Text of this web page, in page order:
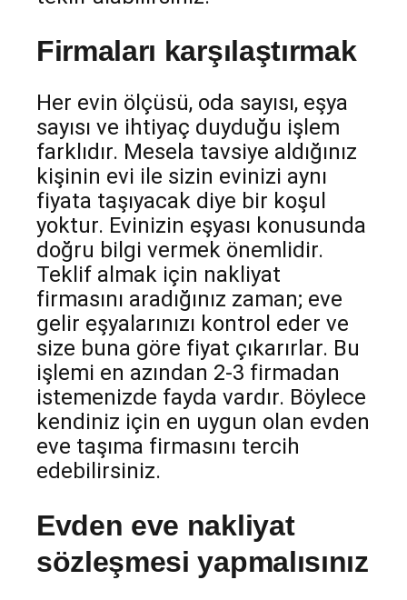
Firmaları karşılaştırmak
Her evin ölçüsü, oda sayısı, eşya
sayısı ve ihtiyaç duyduğu işlem
farklıdır. Mesela tavsiye aldığınız
kişinin evi ile sizin evinizi aynı
fiyata taşıyacak diye bir koşul
yoktur. Evinizin eşyası konusunda
doğru bilgi vermek önemlidir.
Teklif almak için nakliyat
firmasını aradığınız zaman; eve
gelir eşyalarınızı kontrol eder ve
size buna göre fiyat çıkarırlar. Bu
işlemi en azından 2-3 firmadan
istemenizde fayda vardır. Böylece
kendiniz için en uygun olan evden
eve taşıma firmasını tercih
edebilirsiniz.
Evden eve nakliyat
sözleşmesi yapmalısınız